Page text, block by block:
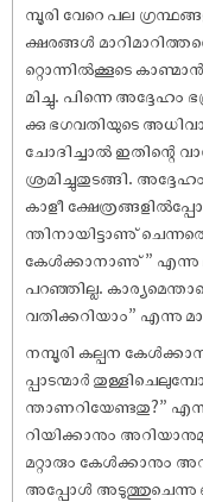
മ്പൂരി വേറെ പല
ക്ഷരങ്ങൾ
റ്റൊന്നിൽക്കൂടെ
മിച്ചു. പിന്നെ അദ്ദേഹം
ക്കു ഭഗവതിയുടെ
ചോദിച്ചാൽ ഇതിന്റെ
ശ്രമിച്ചുതുടങ്ങി.
കാളീ
ന്തിനായിട്ടാണു്
കേൾക്കാനാണു് ” എന്നു
പറഞ്ഞില്ല.
വതിക്കറിയാം” എന്നു
നമ്പൂരി കല്പന
പ്പാടന്മാർ
ന്താണറിയേണ്ടതു?”
റിയിക്കാനും
മറ്റാരും കേൾക്കാനും
അപ്പോൾ അടുത്തുചെന്നു